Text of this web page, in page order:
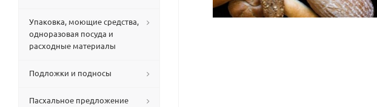
Упаковка, моющие средства,
одноразовая посуда и
расходные материалы
Подложки и подносы
Пасхальное предложение